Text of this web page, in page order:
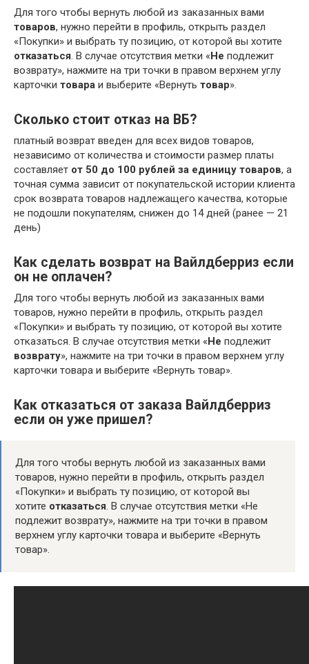
Для того чтобы вернуть любой из заказанных вами
товаров, нужно перейти в профиль, открыть раздел
«Покупки» и выбрать ту позицию, от которой вы хотите
отказаться. В случае отсутствия метки «Не подлежит
возврату», нажмите на три точки в правом верхнем углу
карточки товара и выберите «Вернуть товар».
Сколько стоит отказ на ВБ?
платный возврат введен для всех видов товаров,
независимо от количества и стоимости размер платы
составляет от 50 до 100 рублей за единицу товаров, а
точная сумма зависит от покупательской истории клиента
срок возврата товаров надлежащего качества, которые
не подошли покупателям, снижен до 14 дней (ранее — 21
день)
Как сделать возврат на Вайлдберриз если
он не оплачен?
Для того чтобы вернуть любой из заказанных вами
товаров, нужно перейти в профиль, открыть раздел
«Покупки» и выбрать ту позицию, от которой вы хотите
отказаться. В случае отсутствия метки «Не подлежит
возврату», нажмите на три точки в правом верхнем углу
карточки товара и выберите «Вернуть товар».
Как отказаться от заказа Вайлдберриз
если он уже пришел?
Для того чтобы вернуть любой из заказанных вами
товаров, нужно перейти в профиль, открыть раздел
«Покупки» и выбрать ту позицию, от которой вы
хотите отказаться. В случае отсутствия метки «Не
подлежит возврату», нажмите на три точки в правом
верхнем углу карточки товара и выберите «Вернуть
товар».